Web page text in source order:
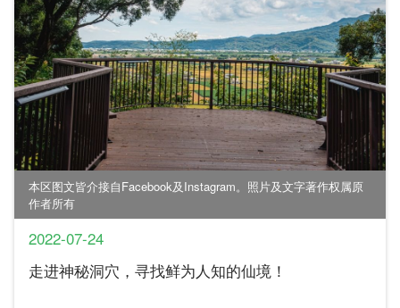
本区图文皆介接自Facebook及Instagram。照片及文字著作权属原
作者所有
2022-07-24
走进神秘洞穴，寻找鲜为人知的仙境！